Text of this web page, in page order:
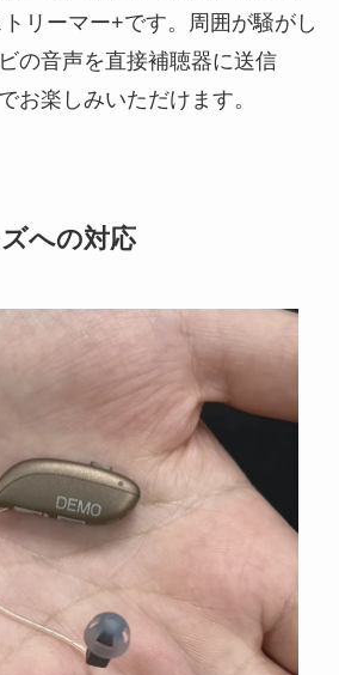
リーマー+です。周囲が騒がし
の音声を直接補聴器に送信
お楽しみいただけます。
への対応